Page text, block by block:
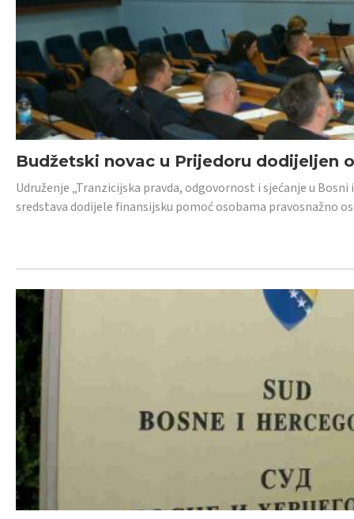
Budžetski novac u Prijedoru dodijeljen
Udruženje „Tranzicijska pravda, odgovornost i sjećanje u
sredstava dodijele finansijsku pomoć osobama pravosnažno